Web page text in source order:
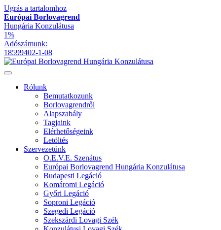
Ugrás a tartalomhoz
Európai Borlovagrend
Hungária Konzulátusa
1%
Adószámunk:
18599402-1-08
Rólunk
Bemutatkozunk
Borlovagrendről
Alapszabály
Tagjaink
Elérhetőségeink
Letöltés
Szervezetünk
O.E.V.E. Szenátus
Európai Borlovagrend Hungária Konzulátusa
Budapesti Legáció
Komáromi Legáció
Győri Legáció
Soproni Legáció
Szegedi Legáció
Szekszárdi Lovagi Szék